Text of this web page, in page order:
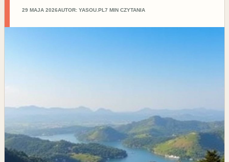
29 MAJA 2026AUTOR: YASOU.PL 7 MIN CZYTANIA